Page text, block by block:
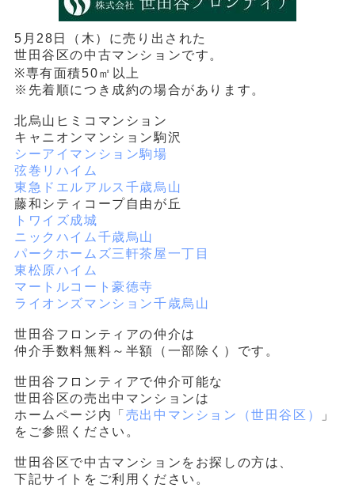
5月28日（木）に売り出された
世田谷区の中古マンションです。
※専有面積50㎡以上
※先着順につき成約の場合があります。
北烏山ヒミコマンション
キャニオンマンション駒沢
シーアイマンション駒場
弦巻リハイム
東急ドエルアルス千歳烏山
藤和シティコープ自由が丘
トワイズ成城
ニックハイム千歳烏山
パークホームズ三軒茶屋一丁目
東松原ハイム
マートルコート豪徳寺
ライオンズマンション千歳烏山
世田谷フロンティアの仲介は
仲介手数料無料～半額（一部除く）です。
世田谷フロンティアで仲介可能な
世田谷区の売出中マンションは
ホームページ内「 売出中マンション（世田谷区）
」
をご参照ください。
世田谷区で中古マンションをお探しの方は、
下記サイトをご利用ください。